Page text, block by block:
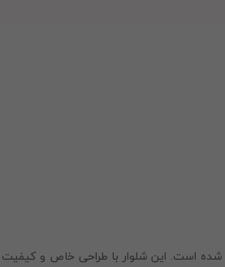
شده است. این شلوار با طراحی خاص و کیفیت